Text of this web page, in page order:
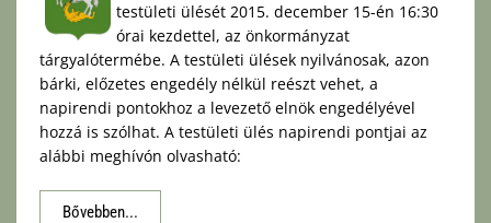
testületi ülését 2015. december 15-én 16:30
órai kezdettel, az önkormányzat
tárgyalótermébe. A testületi ülések nyilvánosak, azon
bárki, előzetes engedély nélkül reészt vehet, a
napirendi pontokhoz a levezető elnök engedélyével
hozzá is szólhat. A testületi ülés napirendi pontjai az
alábbi meghívón olvasható:
Bővebben...